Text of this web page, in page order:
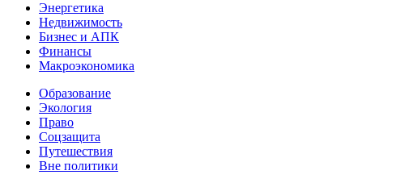
Энергетика
Недвижимость
Бизнес и АПК
Финансы
Макроэкономика
Образование
Экология
Право
Соцзащита
Путешествия
Вне политики